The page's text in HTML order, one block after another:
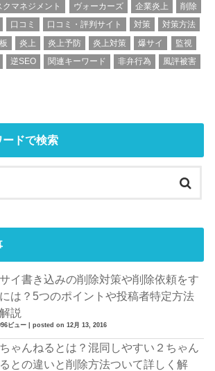
マネジメント
ヴォーカーズ 企業炎上
削除
口コミ 口コミ・評判サイト 対策
対策方法
炎上 炎上予防 炎上対策 爆サイ
監視
逆SEO 関連キーワード 非弁行為
風評被害
ドで検索
イ書き込みの削除対策や削除依頼をす
は？5つのポイントや投稿者特定方法
説
ビュー |posted on 12月 13, 2016
ゃんねるとは？混同しやすい２ちゃん
との違いと削除方法ついて詳しく解